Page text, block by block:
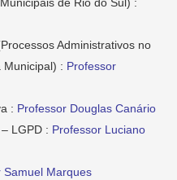
de Rio do Sul) :
Administrativos no
Municipal) : Professor
: Professor Douglas Canário
LGPD : Professor Luciano
Samuel Marques